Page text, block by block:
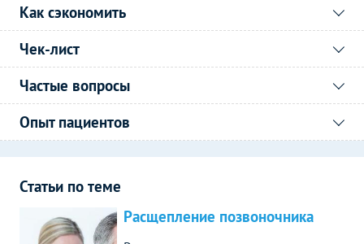
Как сэкономить
Чек-лист
Частые вопросы
Опыт пациентов
Статьи по теме
Расщепление позвоночника